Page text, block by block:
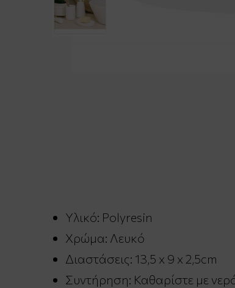
Υλικό: Polyresin
Χρώμα: Λευκό
Διαστάσεις: 13,5 x 9 x 2,5cm
Συντήρηση: Καθαρίστε με